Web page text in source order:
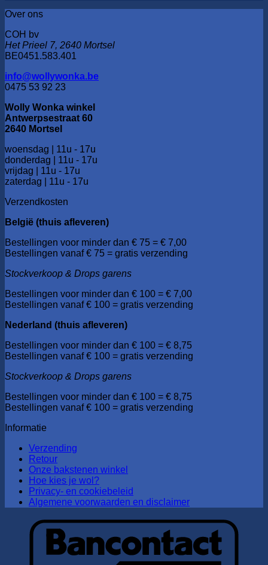
Over ons
COH bv
Het Prieel 7, 2640 Mortsel
BE0451.583.401
info@wollywonka.be
0475 53 92 23
Wolly Wonka winkel
Antwerpsestraat 60
2640 Mortsel
woensdag | 11u - 17u
donderdag | 11u - 17u
vrijdag | 11u - 17u
zaterdag | 11u - 17u
Verzendkosten
België (thuis afleveren)
Bestellingen voor minder dan € 75 = € 7,00
Bestellingen vanaf € 75 = gratis verzending
Stockverkoop & Drops garens
Bestellingen voor minder dan € 100 = € 7,00
Bestellingen vanaf € 100 = gratis verzending
Nederland (thuis afleveren)
Bestellingen voor minder dan € 100 = € 8,75
Bestellingen vanaf € 100 = gratis verzending
Stockverkoop & Drops garens
Bestellingen voor minder dan € 100 = € 8,75
Bestellingen vanaf € 100 = gratis verzending
Informatie
Verzending
Retour
Onze bakstenen winkel
Hoe kies je wol?
Privacy- en cookiebeleid
Algemene voorwaarden en disclaimer